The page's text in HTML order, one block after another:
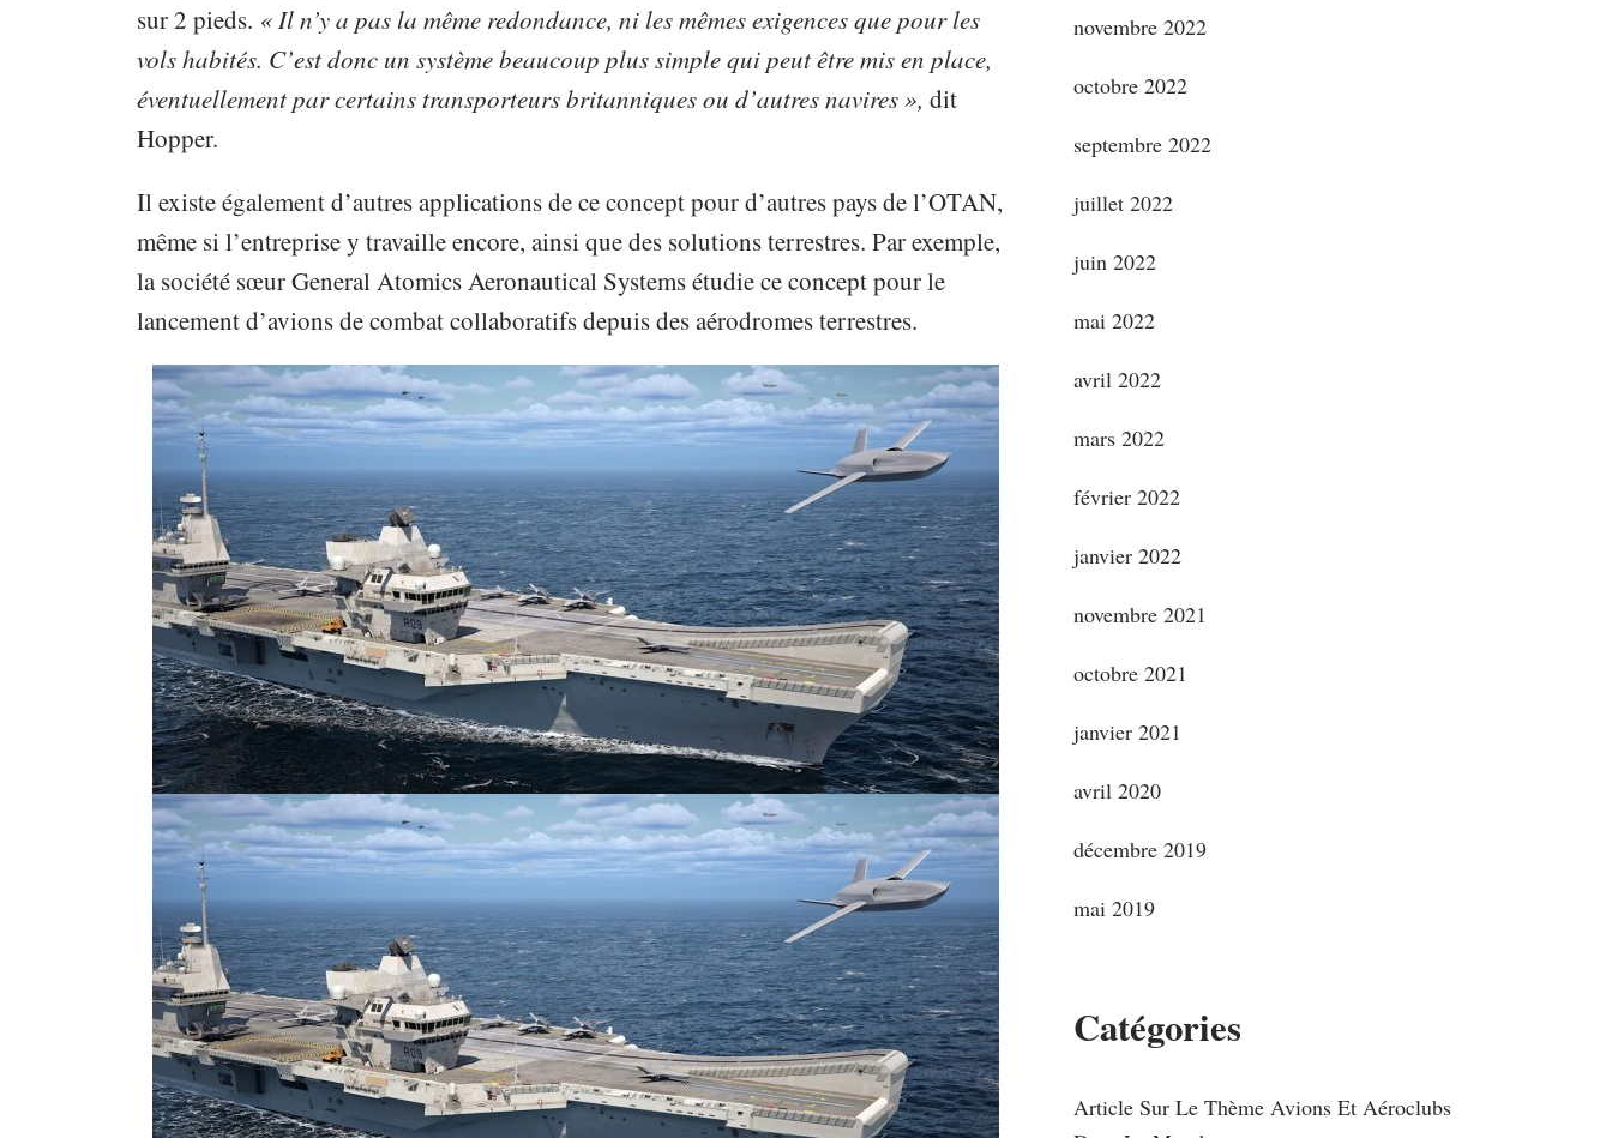
sur 2 pieds. « Il n’y a pas la même redondance, ni les mêmes exigences que pour les
vols habités. C’est donc un système beaucoup plus simple qui peut être mis en place,
éventuellement par certains transporteurs britanniques ou d’autres navires », dit
Hopper.
Il existe également d’autres applications de ce concept pour d’autres pays de l’OTAN,
même si l’entreprise y travaille encore, ainsi que des solutions terrestres. Par exemple,
la société sœur General Atomics Aeronautical Systems étudie ce concept pour le
lancement d’avions de combat collaboratifs depuis des aérodromes terrestres.
novembre 2022
octobre 2022
septembre 2022
juillet 2022
juin 2022
mai 2022
avril 2022
mars 2022
février 2022
janvier 2022
novembre 2021
octobre 2021
janvier 2021
avril 2020
décembre 2019
mai 2019
Catégories
Article Sur Le Thème Avions Et Aéroclubs